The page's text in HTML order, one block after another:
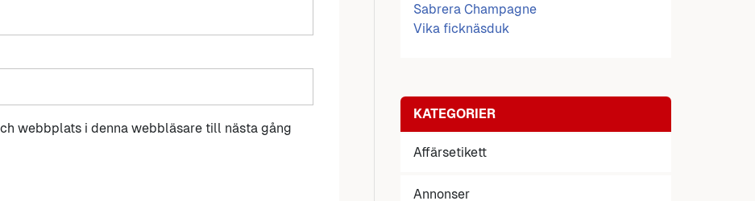
webbplats i denna webbläsare till nästa gång
Sabrera Champagne
Vika ficknäsduk
KATEGORIER
Affärsetikett
Annonser